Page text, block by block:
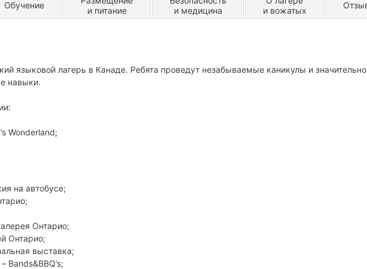
Обучение
и питание
и медицина
и вожатых
языковой лагерь в Канаде. Ребята проведут незабываемые каникулы и значительно
навыки.
Wonderland;
на автобусе;
Онтарио;
Онтарио;
выставка;
Bands&BBQ’s;